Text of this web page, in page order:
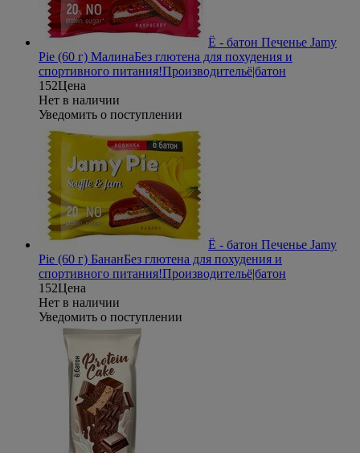
Ё - батон Печенье Jamy
Pie (60 г) МалинаБез глютена для похудения и
спортивного питания!Производительё|батон
152Цена
Нет в наличии
Уведомить о поступлении
Ё - батон Печенье Jamy
Pie (60 г) БананБез глютена для похудения и
спортивного питания!Производительё|батон
152Цена
Нет в наличии
Уведомить о поступлении